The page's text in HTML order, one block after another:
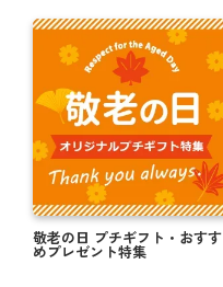
敬老の日 プチギフト・おすす
めプレゼント特集